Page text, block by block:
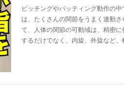
ピッチングやバッティング動作の
は、たくさんの関節をうまく連動
て、人体の関節の可動域は、精密
するだけでなく、内旋、外旋など、